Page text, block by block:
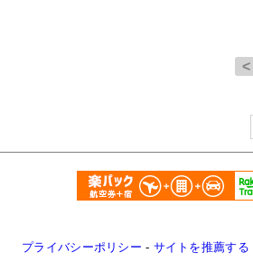
プライバシーポリシー - サイトを推薦する